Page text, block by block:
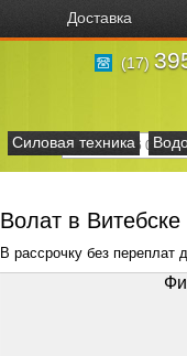
Доставка
(17)
Силовая техника
Волат в Витебске
В рассрочку без переплат